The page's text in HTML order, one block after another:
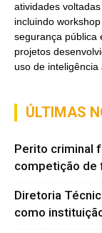
atividades
incluindo
segurança pública
projetos
uso de inteligência
ÚLTIMAS
Perito criminal
competição de
Diretoria
como